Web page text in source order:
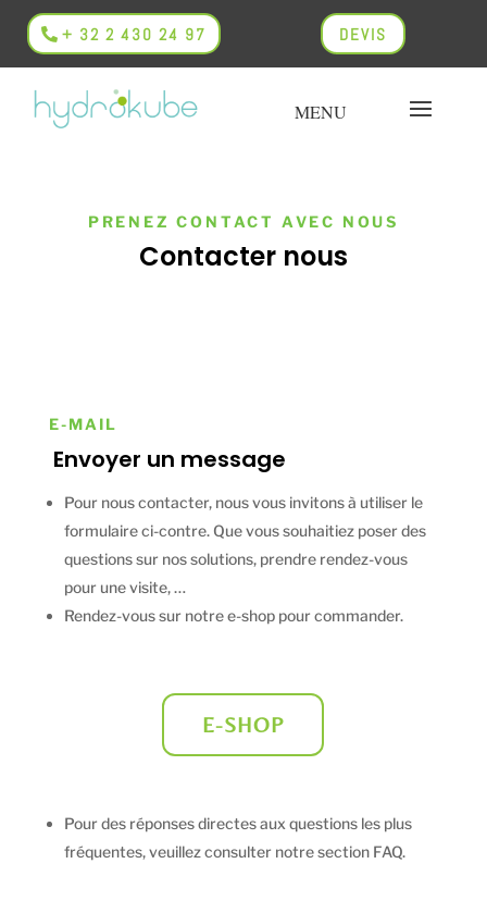
+ 32 2 430 24 97 DEVIS
PRENEZ CONTACT AVEC NOUS
Contacter nous
E-MAIL
Envoyer un message
Pour nous contacter, nous vous invitons à utiliser le
formulaire ci-contre. Que vous souhaitiez poser des
questions sur nos solutions, prendre rendez-vous
pour une visite, …
Rendez-vous sur notre e-shop pour commander.
E-SHOP
Pour des réponses directes aux questions les plus
fréquentes, veuillez consulter notre section FAQ.